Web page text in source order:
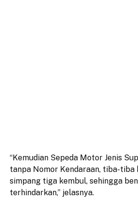
“Kemudian Sepeda Motor Jenis
tanpa Nomor Kendaraan, tiba-tiba
simpang tiga kembul, sehingga
terhindarkan,” jelasnya.